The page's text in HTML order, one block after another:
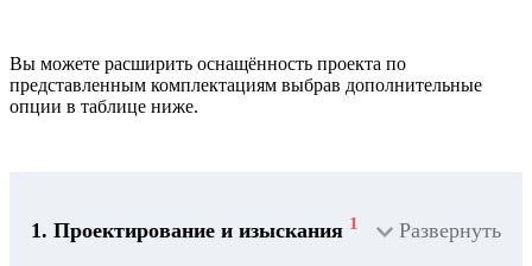
Вы можете расширить оснащённость проекта по
представленным комплектациям выбрав дополнительные
опции в таблице ниже.
1. Проектирование и изыскания 1 Развернуть